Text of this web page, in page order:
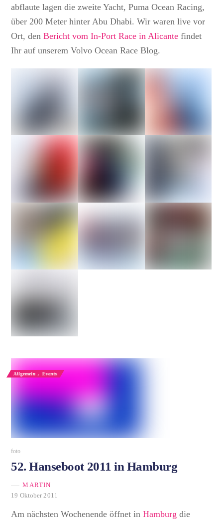
abflaute lagen die zweite Yacht, Puma Ocean Racing,
über 200 Meter hinter Abu Dhabi. Wir waren live vor
Ort, denBericht vom In-Port Race in Alicante findet
Ihr auf unserem Volvo Ocean Race Blog.
Allgemein , Events
foto
52. Hanseboot 2011 in Hamburg
MARTIN
19 Oktober 2011
Am nächsten Wochenende öffnet inHamburg die